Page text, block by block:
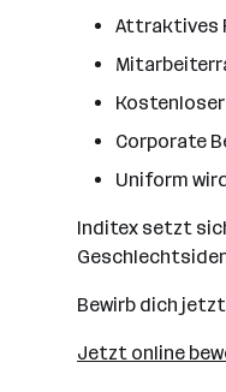
Attraktives
Corporate
Uniform
Inditex setzt
Bewirb dich
Jetzt online